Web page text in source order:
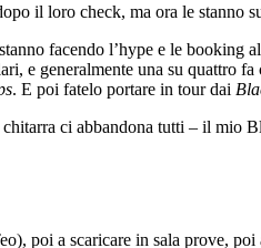
il loro check, ma ora le stanno
facendo l’hype e le
e generalmente una su quattro
. E poi fatelo portare in tour dai
ci abbandona tutti – il mio
poi a scaricare in sala prove, poi